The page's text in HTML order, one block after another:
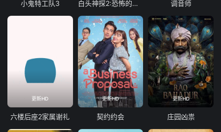
小鬼特工队3 白头神探2:恐怖的气味 调音师
更新HD
六楼后座2家属谢礼
更新HD
契约约会
更新HD
庄园凶祟